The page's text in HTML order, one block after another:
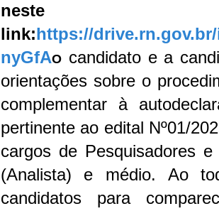
neste
link:https://
nyGfAO candidato e a
orientações sobre o
complementar à
pertinente ao edital Nº01/
cargos de Pesquisadores
(Analista) e médio. Ao
candidatos para